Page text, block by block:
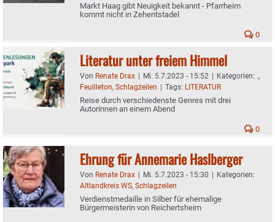
Markt Haag gibt Neuigkeit bekannt - Pfarrheim
kommt nicht in Zehentstadel
0
Literatur unter freiem Himmel
Von Renate Drax | Mi. 5.7.2023 - 15:52 | Kategorien: .,
Feuilleton, Schlagzeilen | Tags: LITERATUR
Reise durch verschiedenste Genres mit drei
Autorinnen an einem Abend
0
Ehrung für Annemarie Haslberger
Von Renate Drax | Mi. 5.7.2023 - 15:30 | Kategorien:
Altlandkreis WS, Schlagzeilen
Verdienstmedaille in Silber für ehemalige
Bürgermeisterin von Reichertsheim